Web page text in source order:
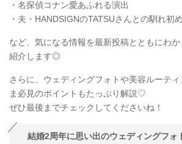
・名探偵コナン愛あふれる演出
・夫・HANDSIGNのTATSUさんとの馴れ初め
など、気になる情報を最新投稿とともにわ
紹介します◎
さらに、ウェディングフォトや美容ルーテ
ま必見のポイントもたっぷり解説♡
ぜひ最後までチェックしてくださいね！
結婚2周年に思い出のウェディングフォ